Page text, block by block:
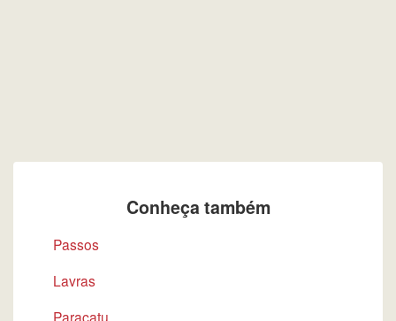
Conheça também
Passos
Lavras
Paracatu